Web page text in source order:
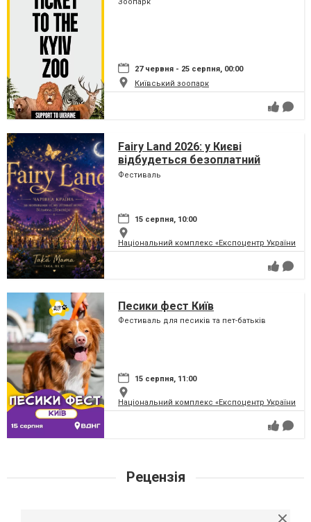
27 червня - 25 серпня, 00:00
Київський зоопарк
Fairy Land 2026: у Києві
відбудеться безоплатний
сімейний фестиваль, який
Фестиваль
15 серпня, 10:00
Національний комплекс «Експоцентр України»
Песики фест Київ
Фестиваль для песиків та пет-батьків
15 серпня, 11:00
Національний комплекс «Експоцентр України»
Рецензія